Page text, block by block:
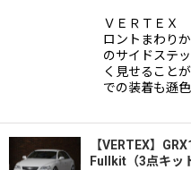
ＶＥＲＴＥＸ
ロントまわり
のサイドステ
く見せること
での装着も遜
【VERTEX】
Fullkit（3点キッ